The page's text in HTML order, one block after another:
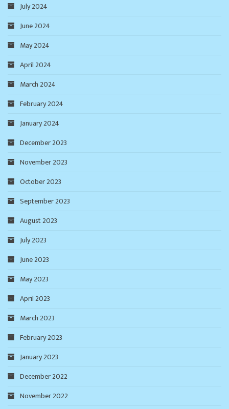
July 2024
June 2024
May 2024
April 2024
March 2024
February 2024
January 2024
December 2023
November 2023
October 2023
September 2023
August 2023
July 2023
June 2023
May 2023
April 2023
March 2023
February 2023
January 2023
December 2022
November 2022